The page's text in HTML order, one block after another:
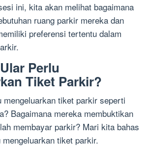
ini, kita akan melihat bagaimana
ruang parkir mereka dan
preferensi tertentu dalam
Perlu
Tiket Parkir?
mengeluarkan tiket parkir seperti
Bagaimana mereka membuktikan
membayar parkir? Mari kita bahas
tiket parkir.